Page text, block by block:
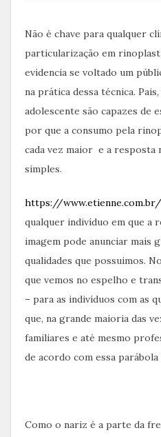
Não é chave para qualquer
particularização em
evidencia se voltado um
na prática dessa técnica.
adolescente são capazes de
por que a consumo pela
cada vez maior e a resposta
simples.
https://www.etienne.com.br/
qualquer indivíduo em que a
imagem pode anunciar mais
qualidades que possuimos.
que vemos no espelho e
– para as indivíduos com as
que, na grande maioria das
familiares e até mesmo
de acordo com essa parábola
Como o nariz é a parte da